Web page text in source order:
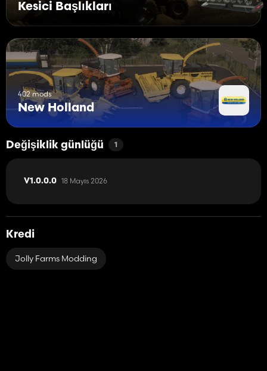
Kesici Başlıkları
402 mods
New Holland
Değişiklik günlüğü 1
V1.0.0.0 18 Mayıs 2026
Kredi
Jolly Farms Modding